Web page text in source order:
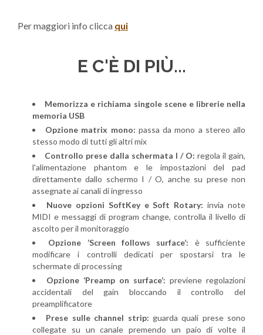
Per maggiori info clicca qui
E C'È DI PIÙ...
Memorizza e richiama singole scene e librerie nella
memoria USB
Opzione matrix mono: passa da mono a stereo allo
stesso modo di tutti gli altri mix
Controllo prese dalla schermata I / O: regola il gain,
l'alimentazione phantom e le impostazioni del pad
direttamente dallo schermo I / O, anche su prese non
assegnate ai canali di ingresso
Nuove opzioni SoftKey e Soft Rotary: invia note
MIDI e messaggi di program change, controlla il livello di
ascolto per il monitoraggio
Opzione ‘Screen follows surface’: è sufficiente
modificare i controlli dedicati per spostarsi tra le
schermate di processing
Opzione ‘Preamp on surface’: previene regolazioni
accidentali del gain bloccando il controllo del
preamplificatore
Prese sulle channel strip: guarda quali prese sono
collegate su un canale premendo un paio di volte il